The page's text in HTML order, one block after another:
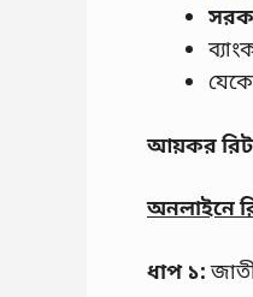
আয়কর
অনলাইনে
ধাপ ১: